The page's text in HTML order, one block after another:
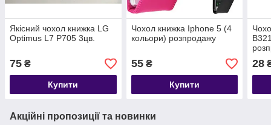
Якісний чохол книжка LG
Optimus L7 P705 3цв.
75 ₴
Купити
Чохол книжка Iphone 5 (4
кольори) розпродажу
55₴
Купити
28
Акційні пропозиції та новинки